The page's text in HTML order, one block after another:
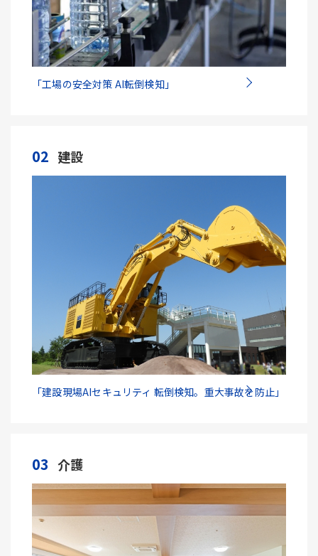
「工場の安全対策 AI転倒検知」
02 建設
「建設現場AIセキュリティ 転倒検知。重大事故を防止」
03 介護